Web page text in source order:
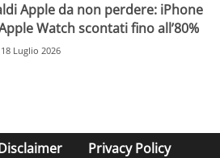
Apple da non perdere: iPhone
Watch scontati fino all’80%
18 Luglio 2026
Privacy Policy